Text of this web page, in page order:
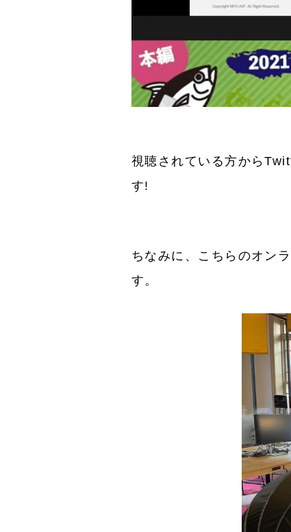
視聴されている方から
す!
ちなみに、こちらのオン
す。